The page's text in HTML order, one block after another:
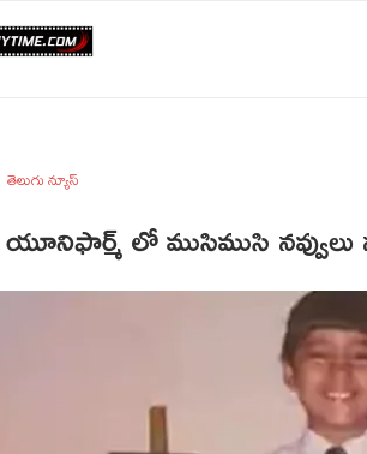
తెలుగు న్యూస్
లో ముసిముసి